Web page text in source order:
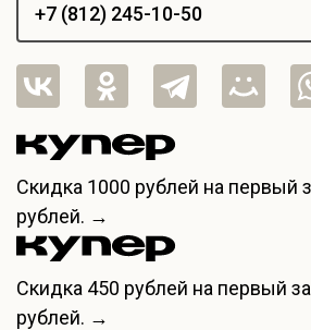
+7 (812) 245-10-50
Скидка 1000 рублей на первый
рублей. →
Скидка 450 рублей на первый
рублей. →